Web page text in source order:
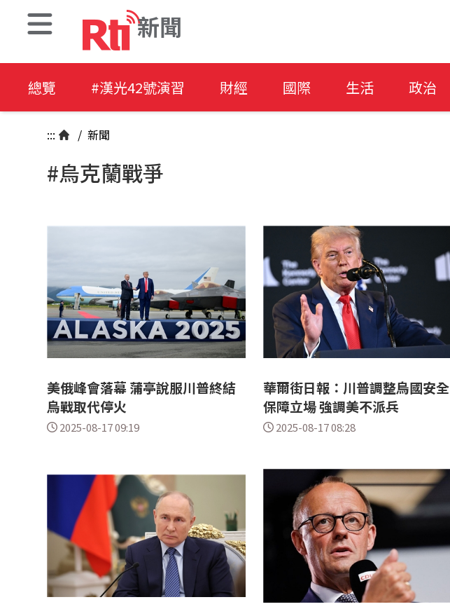
新聞
總覽 #漢光42號演習 財經 國際 生活 政治
::: / 新聞
#烏克蘭戰爭
美俄峰會落幕 蒲亭說服川普終結
烏戰取代停火
2025-08-17 09:19
華爾街日報：川普調整烏國安全
保障立場 強調美不派兵
2025-08-17 08:28